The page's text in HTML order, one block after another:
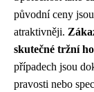
původní ceny
atraktivněji.
skutečné tržní
případech jsou
pravosti nebo